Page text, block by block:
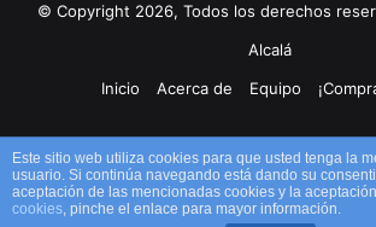
© Copyright 2026, Todos los derechos
Alcalá
Inicio
Acerca de Equipo
Facebook YouTube
Este sitio web utiliza cookies para que usted tenga la
usuario. Si continúa navegando está dando su
aceptación de las mencionadas cookies y la
cookies, pinche el enlace para mayor información.